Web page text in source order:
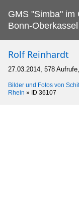
GMS "Simba" im
Bonn-
Rolf Reinhardt
27.03.2014, 578
Bilder und Fotos von
Rhein » ID 36107